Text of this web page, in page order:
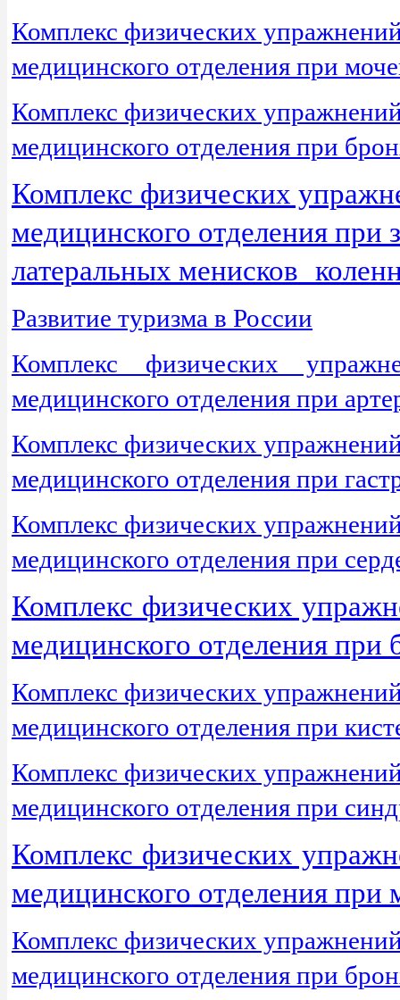
Комплекс физических
медицинского отделения при
Комплекс физических
медицинского отделения при
Комплекс физических
медицинского отделения
латеральных менисков
Развитие туризма в России
Комплекс физических
медицинского отделения при
Комплекс физических
медицинского отделения при
Комплекс физических
медицинского отделения при
Комплекс физических
медицинского отделения при
Комплекс физических
медицинского отделения при
Комплекс физических
медицинского отделения при
Комплекс физических
медицинского отделения
Комплекс физических
медицинского отделения при